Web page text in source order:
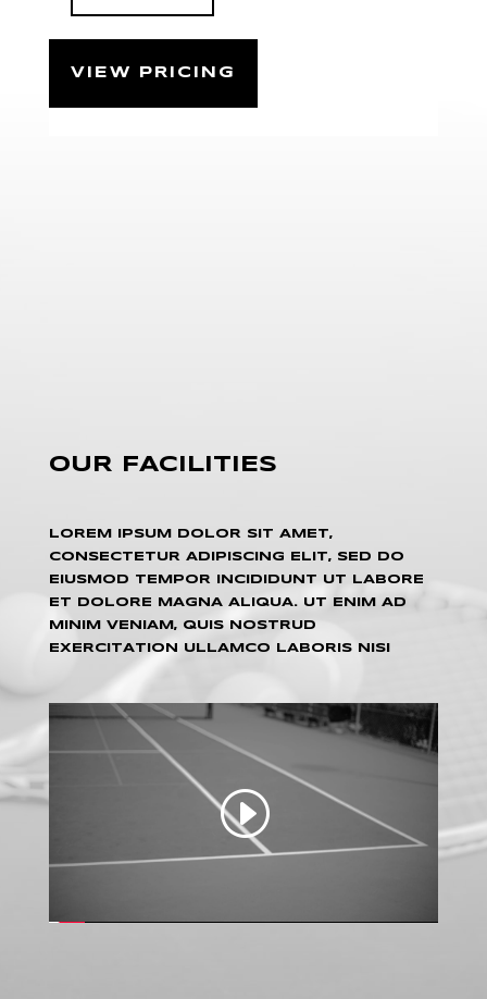
VIEW PRICING
OUR FACILITIES
LOREM IPSUM DOLOR SIT AMET,
CONSECTETUR ADIPISCING ELIT, SED DO
EIUSMOD TEMPOR INCIDIDUNT UT LABORE
ET DOLORE MAGNA ALIQUA. UT ENIM AD
MINIM VENIAM, QUIS NOSTRUD
EXERCITATION ULLAMCO LABORIS NISI